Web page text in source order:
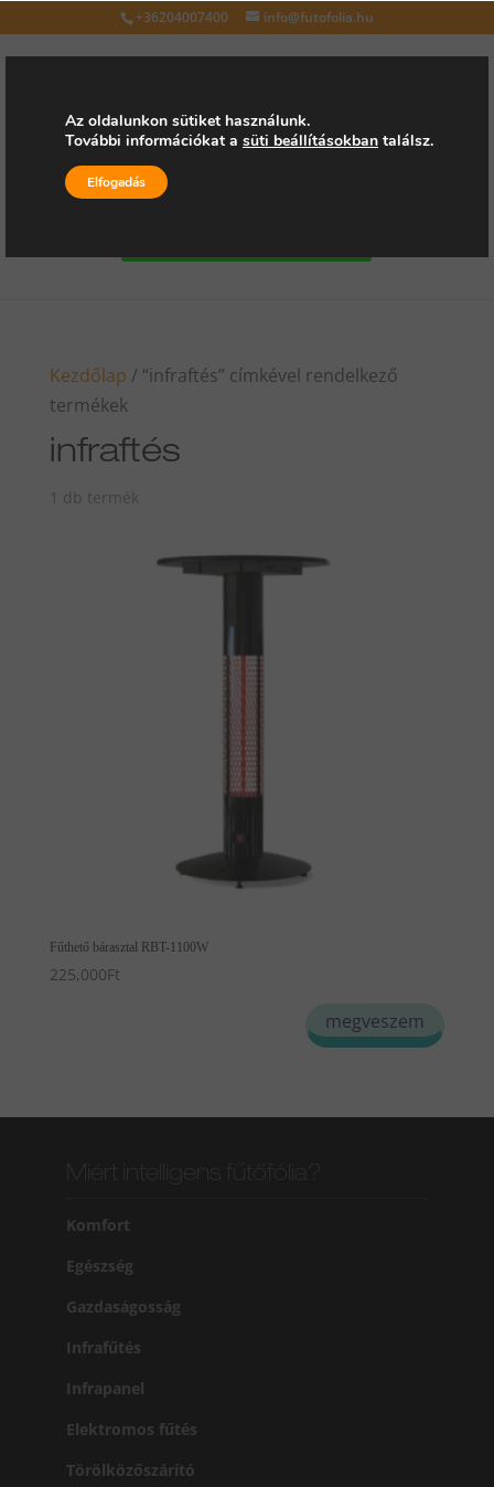
+36204007400 info@futofolia.hu
Válasszon oldalt
Kezdőlap / “infraftés” címkével rendelkező
termékek
infraftés
1 db termék
Fűthető bárasztal RBT-1100W
225,000Ft
megveszem
Komfort
Egészség
Gazdaságosság
Infrafűtés
Infrapanel
Elektromos fűtés
Törölközőszárító
Az oldalunkon sütiket használunk.
További információkat a süti beállításokban találsz.
Elfogadás